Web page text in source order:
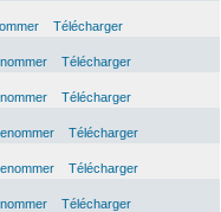
Télécharger
Télécharger
Télécharger
Télécharger
Télécharger
Télécharger